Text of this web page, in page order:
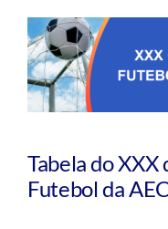
Tabela do
Futebol da